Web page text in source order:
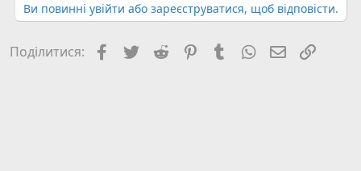
Ви повинні увійти або зареєструватися, щоб відповісти.
Поділитися: Facebook
TwitterReddit PinterestTumblrWhatsApp
E-mail